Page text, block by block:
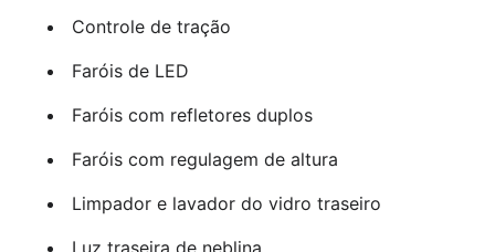
Controle de tração
Faróis de LED
Faróis com refletores duplos
Faróis com regulagem de altura
Limpador e lavador do vidro traseiro
Luz traseira de neblina